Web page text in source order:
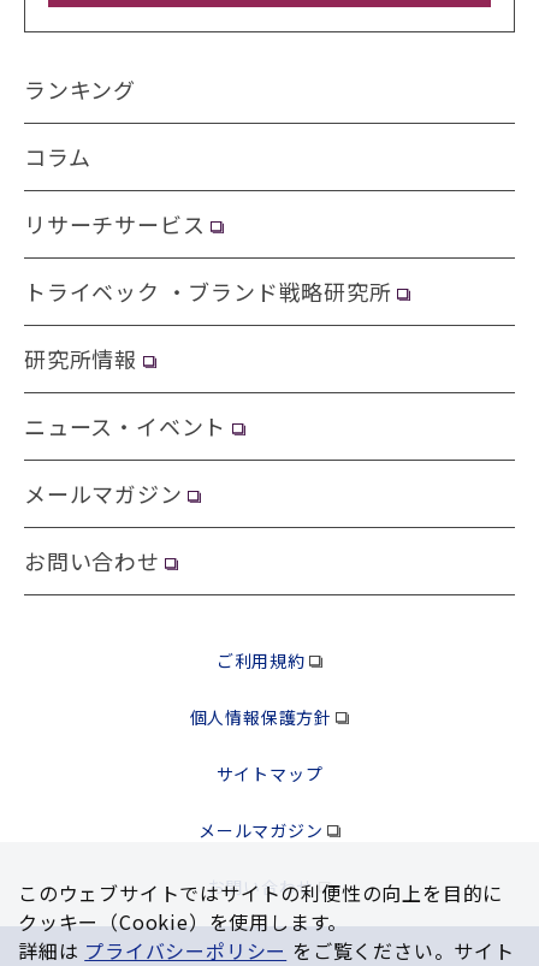
ランキング
コラム
リサーチサービス
トライベック ・ブランド戦略研究所
研究所情報
ニュース・イベント
メールマガジン
お問い合わせ
ご利用規約
個人情報保護方針
サイトマップ
メールマガジン
お問い合わせ
このウェブサイトではサイトの利便性の向上を⽬的に
クッキー（Cookie）を使⽤します。
詳細は プライバシーポリシー をご覧ください。サイト